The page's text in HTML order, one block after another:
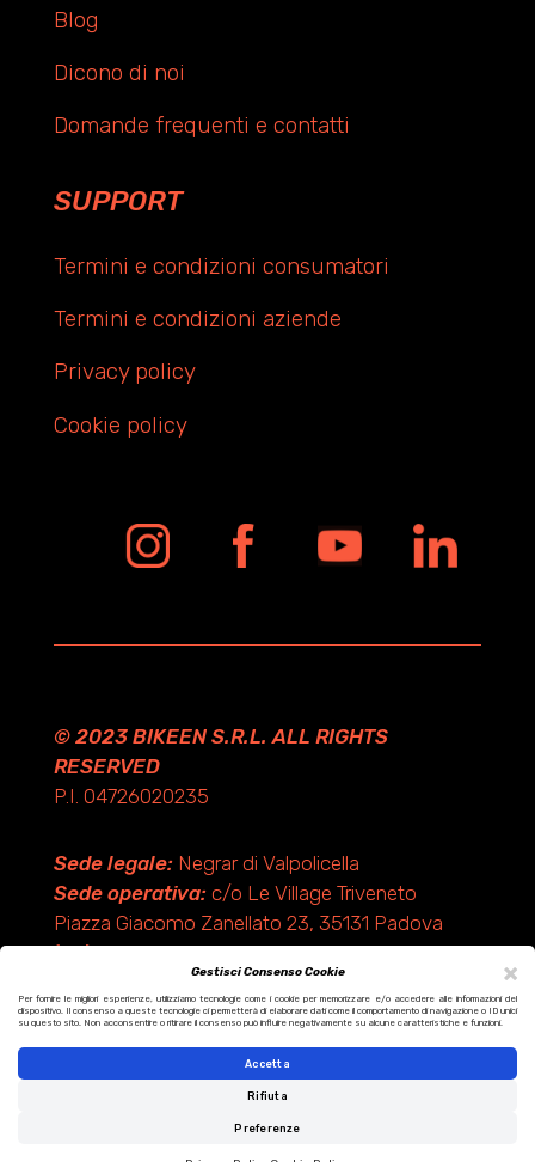
×
Gestisci Consenso Cookie
Per fornire le migliori esperienze, utilizziamo tecnologie come i cookie per memorizzare e/o accedere alle informazioni del
dispositivo. Il consenso a queste tecnologie ci permetterà di elaborare dati come il comportamento di navigazione o ID unici
su questo sito. Non acconsentire o ritirare il consenso può influire negativamente su alcune caratteristiche e funzioni.
Accetta
Rifiuta
Preferenze
Blog
Dicono di noi
Domande frequenti e contatti
SUPPORT
Termini e condizioni consumatori
Termini e condizioni aziende
Privacy policy
Cookie policy
© 2023 BIKEEN S.R.L. ALL RIGHTS
RESERVED
P.I. 04726020235
Sede legale:Negrar di Valpolicella
Sede operativa:c/o Le Village Triveneto
Piazza Giacomo Zanellato 23, 35131 Padova
(PD)
Design by KF ADV
Development by Italix.net